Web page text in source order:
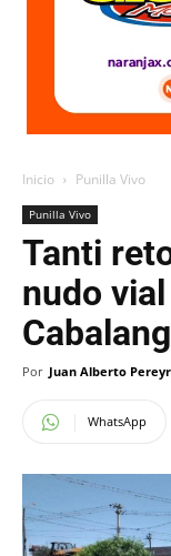
Inicio Punilla Vivo
Punilla Vivo
Tanti
nudo
Por Juan Alberto
WhatsApp